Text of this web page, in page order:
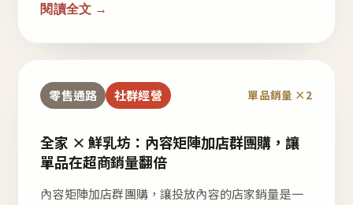
閱讀全文 →
零售通路 社群經營 單品銷量 ×2
全家 × 鮮乳坊：內容矩陣加店群團購，讓
單品在超商銷量翻倍
內容矩陣加店群團購，讓投放內容的店家銷量是一